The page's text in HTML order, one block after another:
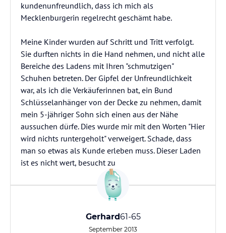
kundenunfreundlich, dass ich mich als
Mecklenburgerin regelrecht geschämt habe.
Meine Kinder wurden auf Schritt und Tritt verfolgt.
Sie durften nichts in die Hand nehmen, und nicht alle
Bereiche des Ladens mit Ihren "schmutzigen"
Schuhen betreten. Der Gipfel der Unfreundlichkeit
war, als ich die Verkäuferinnen bat, ein Bund
Schlüsselanhänger von der Decke zu nehmen, damit
mein 5-jähriger Sohn sich einen aus der Nähe
aussuchen dürfe. Dies wurde mir mit den Worten "Hier
wird nichts runtergeholt" verweigert. Schade, dass
man so etwas als Kunde erleben muss. Dieser Laden
ist es nicht wert, besucht zu
Gerhard61-65
September 2013